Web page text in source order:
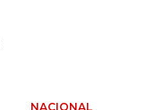
NACIONAL